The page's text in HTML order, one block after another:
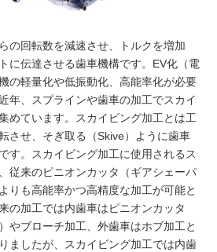
の回転数を減速させ、トルクを増加
に伝達させる歯車機構です。EV化（電
の軽量化や低振動化、高能率化が必要
年、スプラインや歯車の加工でスカイ
めています。スカイビング加工とは工
させ、そぎ取る（Skive）ように歯車
す。スカイビング加工に使用されるス
従来のピニオンカッタ（ギアシェーパ
りも高能率かつ高精度な加工が可能と
の加工では内歯車はピニオンカッタ
やブローチ加工、外歯車はホブ加工と
ましたが、スカイビング加工では内歯